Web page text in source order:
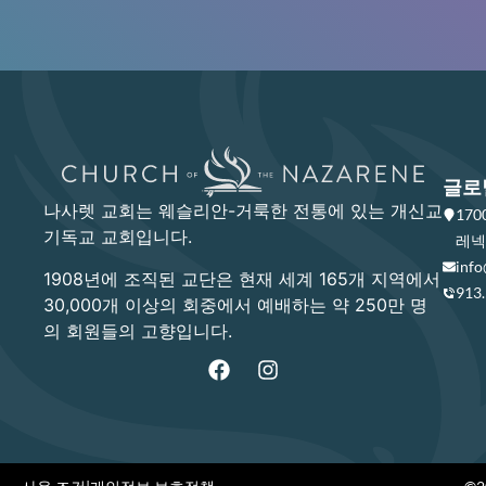
나사렛 교회는 웨슬리안-거룩한 전통에 있는 개신교
기독교 교회입니다.
1908년에 조직된 교단은 현재 세계 165개 지역에서
30,000개 이상의 회중에서 예배하는 약 250만 명
의 회원들의 고향입니다.
글로
레